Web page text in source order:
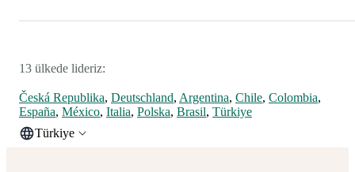
13 ülkede lideriz:
Česká Republika, Deutschland, Argentina, Chile, Colombia,
España, México, Italia, Polska, Brasil, Türkiye
Türkiye